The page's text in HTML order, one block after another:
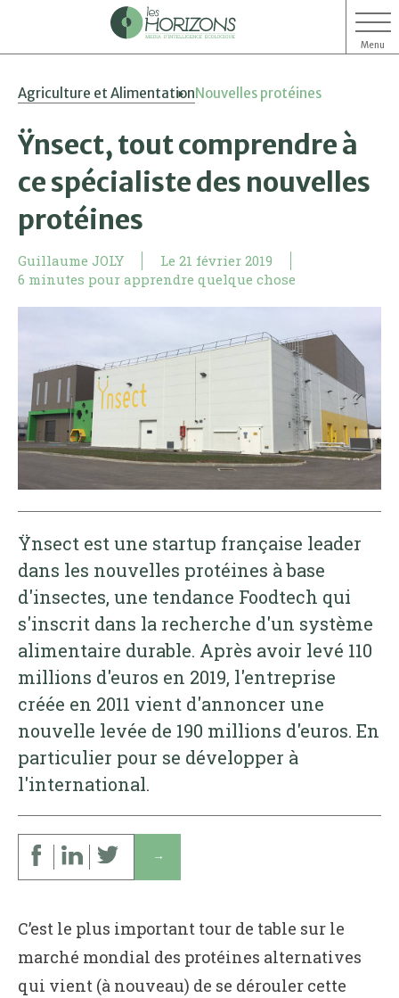
Menu
Agriculture et AlimentationNouvelles protéines
Ÿnsect, tout comprendre à
ce spécialiste des nouvelles
protéines
Guillaume JOLY Le 21 février 2019
6 minutes pour apprendre quelque chose
Ÿnsect est une startup française leader
dans les nouvelles protéines à base
d'insectes, une tendance Foodtech qui
s'inscrit dans la recherche d'un système
alimentaire durable. Après avoir levé 110
millions d'euros en 2019, l'entreprise
créée en 2011 vient d'annoncer une
nouvelle levée de 190 millions d'euros. En
particulier pour se développer à
l'international.
↓
C’est le plus important tour de table sur le
marché mondial des protéines alternatives
qui vient (à nouveau) de se dérouler cette